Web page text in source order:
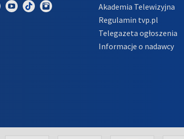
Akademia Telewizyjna
Regulamin tvp.pl
Telegazeta ogłoszenia
Informacje o nadawcy